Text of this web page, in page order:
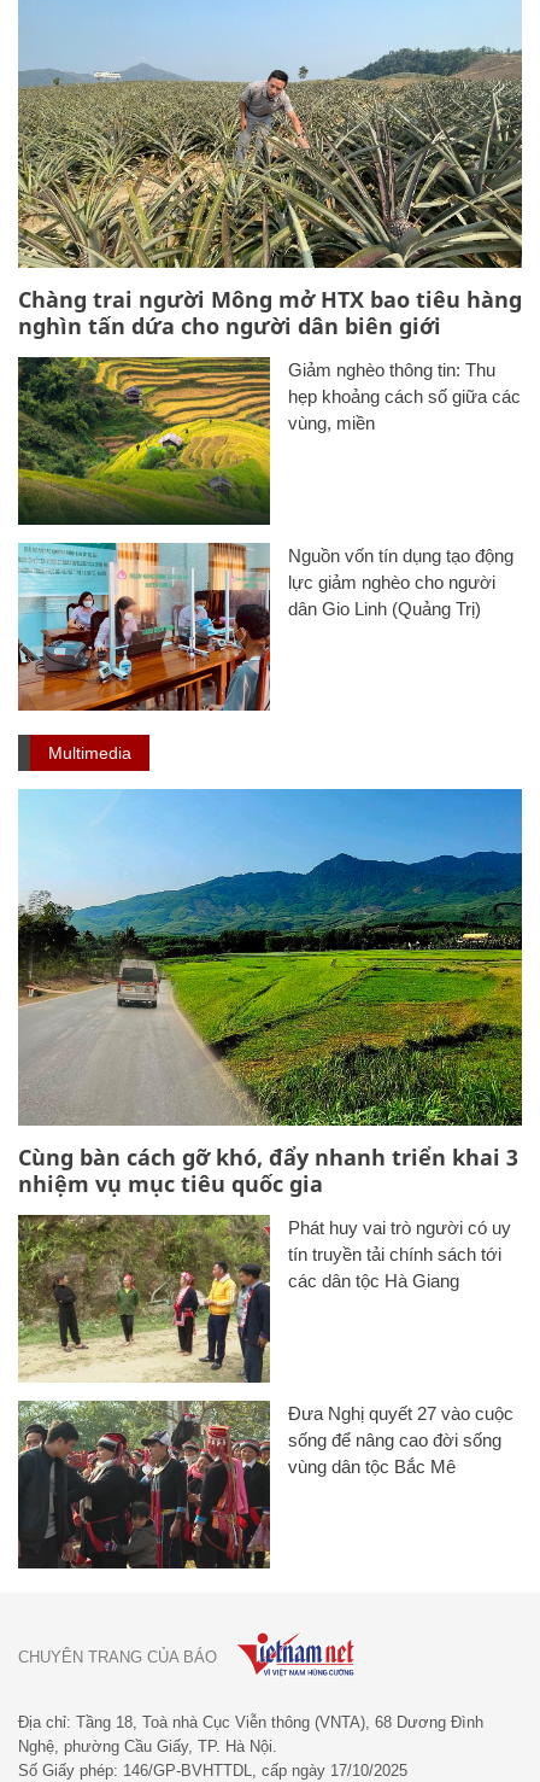
Chàng trai người Mông mở HTX bao tiêu hàng
nghìn tấn dứa cho người dân biên giới
Giảm nghèo thông tin: Thu
hẹp khoảng cách số giữa các
vùng, miền
Nguồn vốn tín dụng tạo động
lực giảm nghèo cho người
dân Gio Linh (Quảng Trị)
Multimedia
Cùng bàn cách gỡ khó, đẩy nhanh triển khai 3
nhiệm vụ mục tiêu quốc gia
Phát huy vai trò người có uy
tín truyền tải chính sách tới
các dân tộc Hà Giang
Đưa Nghị quyết 27 vào cuộc
sống để nâng cao đời sống
vùng dân tộc Bắc Mê
Địa chỉ: Tầng 18, Toà nhà Cục Viễn thông (VNTA), 68 Dương Đình
Nghệ, phường Cầu Giấy, TP. Hà Nội.
Số Giấy phép: 146/GP-BVHTTDL, cấp ngày 17/10/2025
CHUYÊN TRANG CỦA BÁO